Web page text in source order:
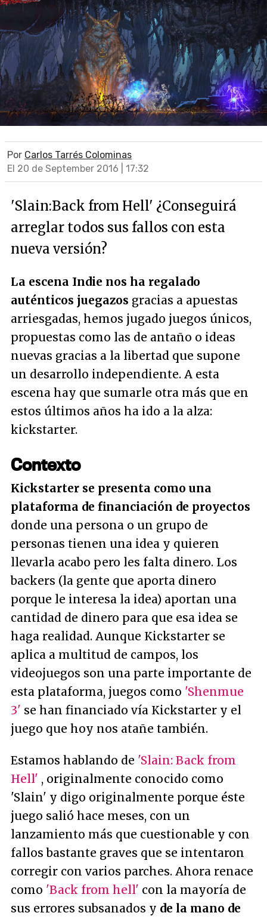
Por Carlos Tarrés Colominas
El 20 de September 2016 | 17:32
'Slain:Back from Hell' ¿Conseguirá
arreglar todos sus fallos con esta
nueva versión?
La escena Indie nos ha regalado
auténticos juegazos gracias a apuestas
arriesgadas, hemos jugado juegos únicos,
propuestas como las de antaño o ideas
nuevas gracias a la libertad que supone
un desarrollo independiente. A esta
escena hay que sumarle otra más que en
estos últimos años ha ido a la alza:
kickstarter.
Contexto
Kickstarter se presenta como una
plataforma de financiación de proyectos
donde una persona o un grupo de
personas tienen una idea y quieren
llevarla acabo pero les falta dinero. Los
backers (la gente que aporta dinero
porque le interesa la idea) aportan una
cantidad de dinero para que esa idea se
haga realidad. Aunque Kickstarter se
aplica a multitud de campos, los
videojuegos son una parte importante de
esta plataforma, juegos como 'Shenmue
3' se han financiado vía Kickstarter y el
juego que hoy nos atañe también.
Estamos hablando de 'Slain: Back from
Hell' , originalmente conocido como
'Slain' y digo originalmente porque éste
juego salió hace meses, con un
lanzamiento más que cuestionable y con
fallos bastante graves que se intentaron
corregir con varios parches. Ahora renace
como 'Back from hell' con la mayoría de
sus errores subsanados y de la mano de